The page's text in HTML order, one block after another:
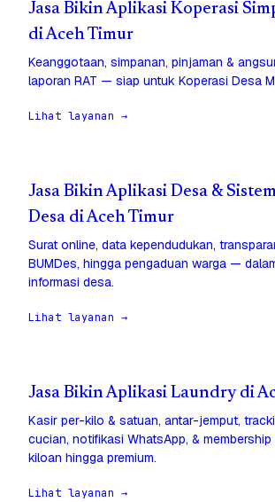
Jasa Bikin Aplikasi Koperasi
di Aceh Timur
Keanggotaan, simpanan, pinjaman &
laporan RAT — siap untuk Koperasi Desa
Lihat layanan →
Jasa Bikin Aplikasi Desa &
Desa di Aceh Timur
Surat online, data kependudukan,
BUMDes, hingga pengaduan warga —
informasi desa.
Lihat layanan →
Jasa Bikin Aplikasi Laundry di
Kasir per-kilo & satuan, antar-jemput,
cucian, notifikasi WhatsApp, &
kiloan hingga premium.
Lihat layanan →